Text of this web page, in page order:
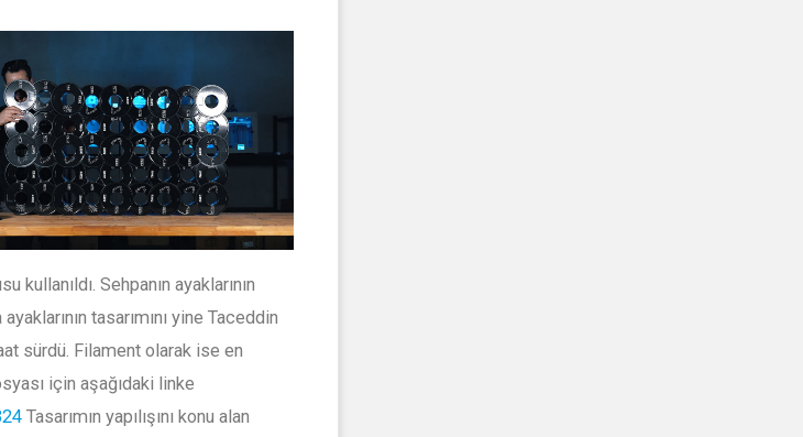
kullanıldı. Sehpanın ayaklarının
tasarımını yine Taceddin
sürdü. Filament olarak ise en
için aşağıdaki linke
Tasarımın yapılışını konu alan